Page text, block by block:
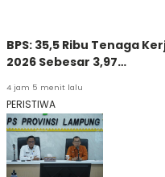
BPS: 35,5 Ribu Tenaga
2026 Sebesar 3,97…
4 jam 5 menit lalu
PERISTIWA